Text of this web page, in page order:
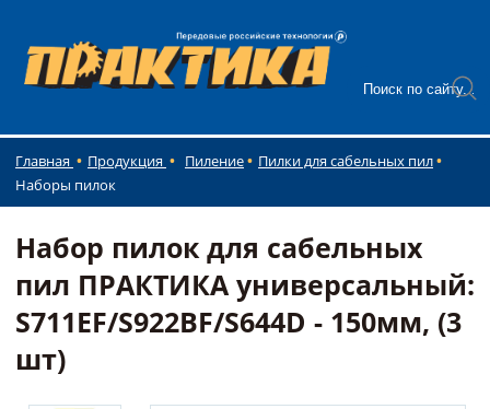
Главная Продукция Пиление
Пилки для сабельных пил
Наборы пилок
Набор пилок для сабельных
пил ПРАКТИКА универсальный:
S711EF/S922BF/S644D - 150мм, (3
шт)